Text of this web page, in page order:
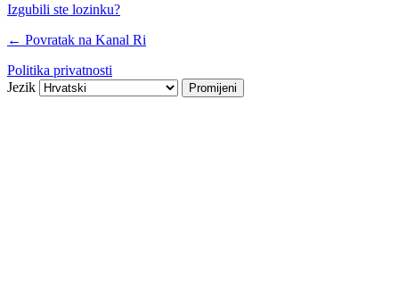
Izgubili ste lozinku?
← Povratak na Kanal Ri
Politika privatnosti
Jezik